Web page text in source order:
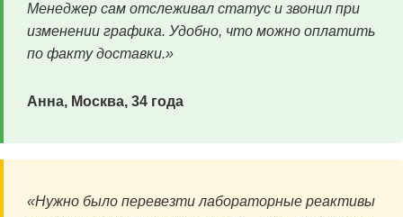
Менеджер сам отслеживал статус и звонил при
изменении графика. Удобно, что можно оплатить
по факту доставки.»
Анна, Москва, 34 года
«Нужно было перевезти лабораторные реактивы